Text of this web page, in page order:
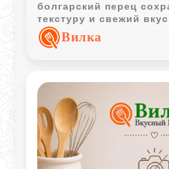
болгарский перец
текстуру и свежий
короткой обжарке.
лёгкая кислинка
Вилка